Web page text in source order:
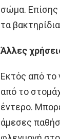
σώμα. Επίσης
τα
Άλλες
Εκτός από το
από το
έντερο.
άμεσες